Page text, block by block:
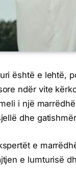
është e lehtë,
ndër vite
i një
dhe
e
e lumturisë